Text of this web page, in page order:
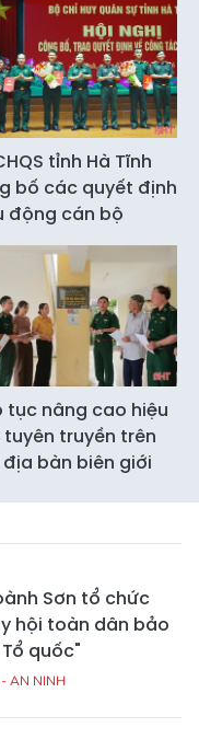
tỉnh Hà Tĩnh
bố các quyết định
động cán bộ
tục nâng cao hiệu
tuyên truyền trên
bàn biên giới
Sơn tổ chức
hội toàn dân bảo
quốc"
AN NINH